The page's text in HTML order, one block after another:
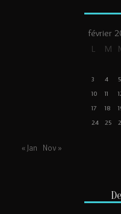
février
L
M
3
4 5
10
11
17
18
24
25
« Jan Nov »